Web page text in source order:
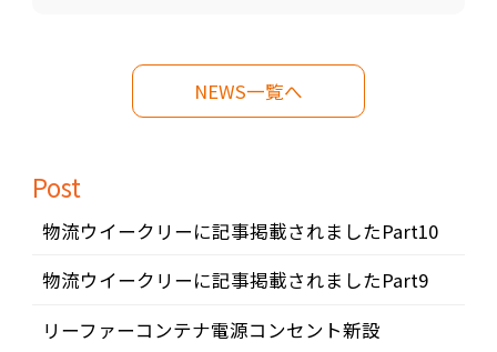
NEWS一覧へ
Post
物流ウイークリーに記事掲載されましたPart10
物流ウイークリーに記事掲載されましたPart9
リーファーコンテナ電源コンセント新設